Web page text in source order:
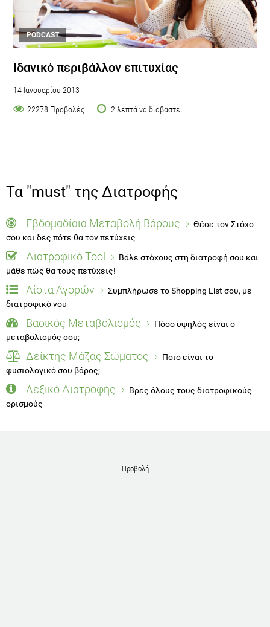
PODCAST
Ιδανικό περιβάλλον επιτυχίας
14 Ιανουαρίου 2013
22278 Προβολές
2 λεπτά να διαβαστεί
Τα "must" της Διατροφής
Εβδομαδίαια Μεταβολή Βάρους
Θέσε τον Στόχο
σου και δες πότε θα τον πετύχεις
Διατροφικό Tool
Βάλε στόχους στη διατροφή σου και
μάθε πώς θα τους πετύχεις!
Λίστα Αγορών
Συμπλήρωσε το Shopping List σου, με
διατροφικό νου
Βασικός Μεταβολισμός
Πόσο υψηλός είναι ο
μεταβολισμός σου;
Δείκτης Μάζας Σώματος
Ποιο είναι το
φυσιολογικό σου βάρος;
Λεξικό Διατροφής
Βρες όλους τους διατροφικούς
ορισμούς
Προβολή